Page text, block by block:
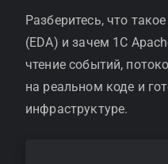
Разберитесь, что
(EDA) и зачем 1С
чтение событий,
на реальном коде и
инфраструктуре.